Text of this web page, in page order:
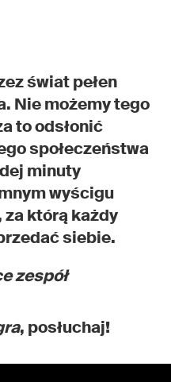
świat pełen
Nie możemy tego
to odsłonić
społeczeństwa
minuty
wyścigu
za którą każdy
siebie.
zespół
, posłuchaj!